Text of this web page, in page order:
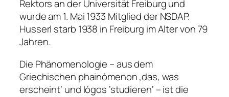
Rektors an der Universität Freiburg und
wurde am 1. Mai 1933 Mitglied der NSDAP.
Husserl starb 1938 in Freiburg im Alter von 79
Jahren.
Die Phänomenologie – aus dem
Griechischen phainómenon ‚das, was
erscheint‘ und lógos ’studieren‘ – ist die